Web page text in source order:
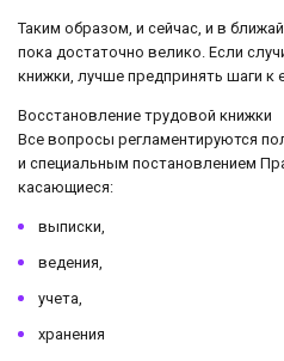
Таким образом, и сейчас, и в
пока достаточно велико. Если
книжки, лучше предпринять шаги к
Восстановление трудовой книжки
Все вопросы регламентируются
и специальным постановлением
касающиеся:
выписки,
ведения,
учета,
хранения